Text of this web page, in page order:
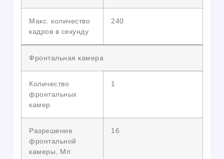
Макс. количество
кадров в секунду
240
Фронтальная камера
Количество
фронтальных
камер
1
Разрешение
фронтальной
камеры, Мп
16